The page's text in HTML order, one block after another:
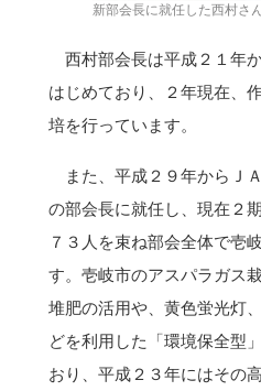
新部会長に就任した西村さ
西村部会長は平成２１年
はじめており、２年現在、
培を行っています。
また、平成２９年からＪ
の部会長に就任し、現在２
７３人を束ね部会全体で壱
す。壱岐市のアスパラガス
堆肥の活用や、黄色蛍光灯
どを利用した「環境保全型
おり、平成２３年にはその